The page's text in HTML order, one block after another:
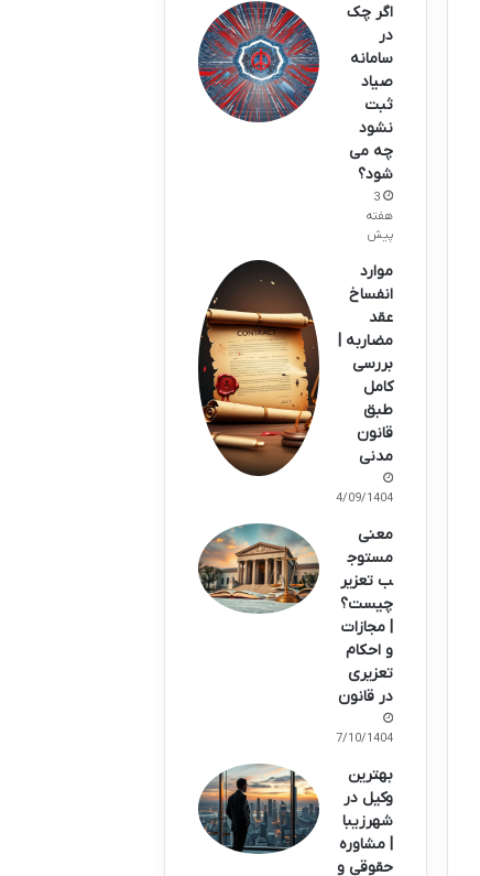
اگر چک
در
سامانه
صیاد
ثبت
نشود
چه می
شود؟
3
هفته
پیش
موارد
انفساخ
عقد
مضاربه |
بررسی
کامل
طبق
قانون
مدنی
24/09/1404
معنی
مستوج
ب تعزیر
چیست؟
| مجازات
و احکام
تعزیری
در قانون
07/10/1404
بهترین
وکیل در
شهرزیبا
| مشاوره
حقوقی و